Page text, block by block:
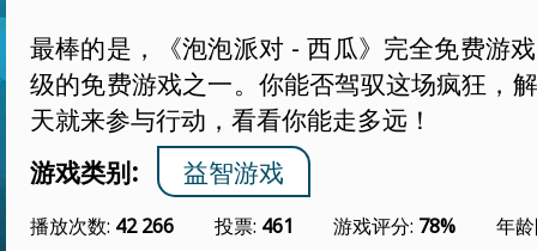
最棒的是，《泡泡派对 - 西瓜》完全免费游
级的免费游戏之一。你能否驾驭这场疯狂，
天就来参与行动，看看你能走多远！
游戏类别:
益智游戏
播放次数: 42 266 投票: 461 游戏评分: 78% 年